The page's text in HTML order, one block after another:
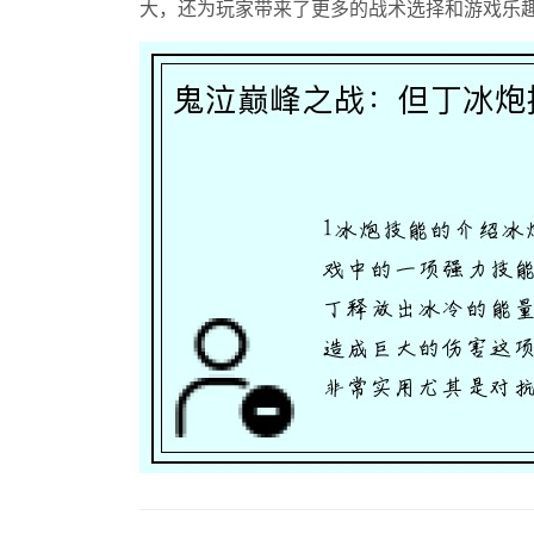
大，还为玩家带来了更多的战术选择和游戏乐